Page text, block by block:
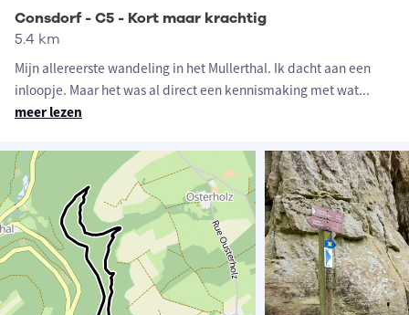
Consdorf - C5 - Kort maar krachtig
5.4 km
Mijn allereerste wandeling in het Mullerthal. Ik dacht aan een
inloopje. Maar het was al direct een kennismaking met wat...
meer lezen